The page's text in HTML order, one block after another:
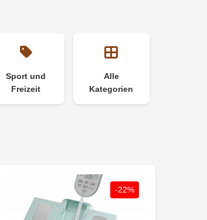
Sport und
Freizeit
Alle
Kategorien
-22%